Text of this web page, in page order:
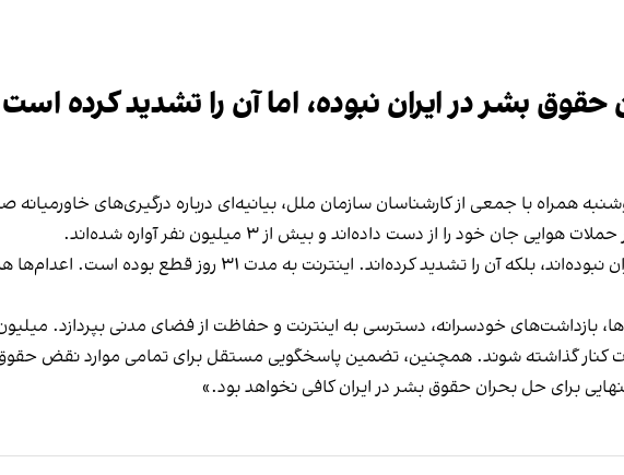
بشر در ایران نبوده‌، اما آن را تشدید کرده‌ است
همراه با جمعی از کارشناسان سازمان ملل، بیانیه‌ای درباره درگیری‌های خاورمیانه
او افزود: «با این حال، این حملات مسبب بحران حقوق بشر در ایران نبوده‌اند، بلکه آن را
بازداشت‌های خودسرانه، دسترسی به اینترنت و حفاظت از فضای مدنی بپردازد.
کنار گذاشته شوند. همچنین، تضمین پاسخگویی مستقل برای تمامی موارد نقض
برای حل بحران حقوق بشر در ایران کافی نخواهد بود.»